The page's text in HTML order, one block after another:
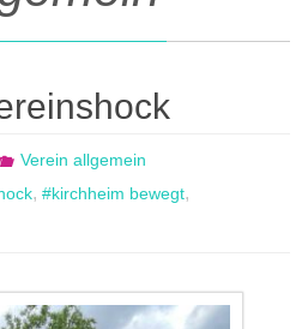
Verein allgemein
,#kirchheim bewegt,